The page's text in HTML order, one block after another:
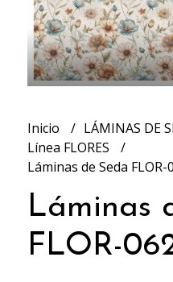
Inicio
LÁMINAS DE
Línea FLORES
Láminas de Seda FLOR-
Láminas
FLOR-